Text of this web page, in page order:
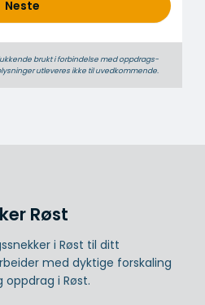
Neste
brukt i forbindelse med oppdrags­
utleveres ikke til uvedkommende.
Røst
i Røst til ditt
med dyktige forskaling
i Røst.